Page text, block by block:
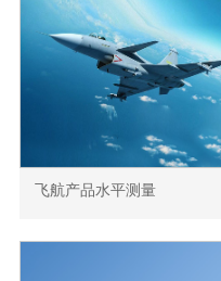
飞航产品水平测量